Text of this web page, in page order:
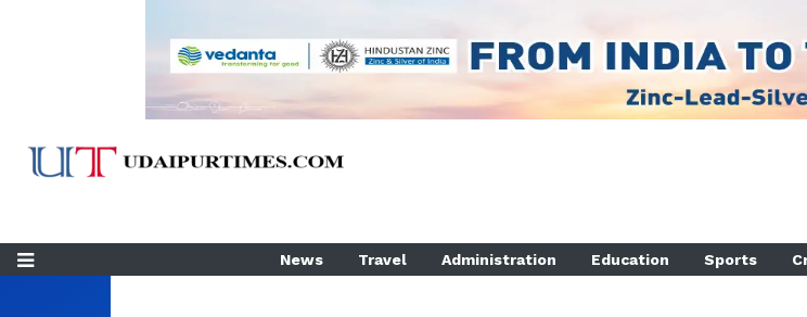
News Travel Administration Education Sports